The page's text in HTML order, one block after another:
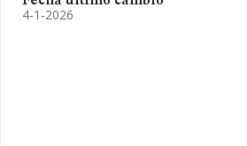
4-1-2026